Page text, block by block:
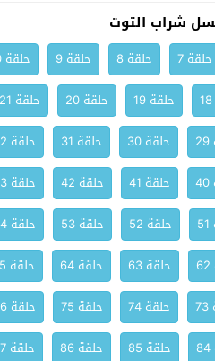
شراب التوت
حلقة 7 حلقة 8 حلقة 9 حلقة 10
حلقة 19 حلقة 20 حلقة 21
حلقة 30 حلقة 31 حلقة 32
حلقة 41 حلقة 42 حلقة 43
حلقة 52 حلقة 53 حلقة 54
حلقة 63 حلقة 64 حلقة 65
حلقة 74 حلقة 75 حلقة 76
حلقة 85 حلقة 86 حلقة 87